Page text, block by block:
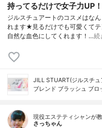
持ってるだけで女子力UP！
ジルスチュアートのコスメはな
れます★見るだけでも可愛くてテ
自然な血色にしてくれます！…続
JILL STUART(ジルスチュ
ブレンド ブラッシュ ブロ
現役エステティシャンが
さっちゃん